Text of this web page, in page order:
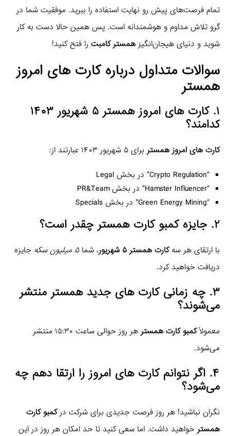
تمام فرصت‌های پیش رو نهایت استفاده را ببرید. موفقیت شما در
گرو تلاش مداوم و هوشمندانه است. پس همین حالا دست به کار
شوید و دنیای هیجان‌انگیز همستر کامبت را فتح کنید!
سوالات متداول درباره کارت های امروز
همستر
۱. کارت های امروز همستر ۵ شهریور ۱۴۰۳
کدامند؟
کارت های امروز همستر برای ۵ شهریور ۱۴۰۳ عبارتند از:
“Crypto Regulation” در بخش Legal
“Hamster Influencer” در بخش PR&Team
“Green Energy Mining” در بخش Specials
۲. جایزه کمبو کارت همستر چقدر است؟
با ارتقای هر سهکارت همستر ۵ شهریور ، شما۵ میلیون سکه
جایزه
دریافت خواهید کرد.
۳. چه زمانی کارت های جدید همستر منتشر
می‌شوند؟
معمولاًکمبو کارت همستر
هر روز حوالی ساعت ۱۵:۳۰ منتشر
می‌شود.
۴. اگر نتوانم کارت های امروز را ارتقا دهم چه
می‌شود؟
نگران نباشید! هر روز فرصت جدیدی برای شرکت درکمبو کارت
همستر خواهید داشت. اما سعی کنید تا حد امکان هر روز در این